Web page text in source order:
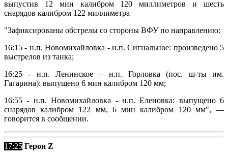
выпустив 12 мин калибром 120 миллиметров и шесть
снарядов калибром 122 миллиметра
"Зафиксированы обстрелы со стороны ВФУ по направлению:
16:15 - н.п. Новомихайловка - н.п. Сигнальное: произведено 5
выстрелов из танка;
16:25 - н.п. Ленинское – н.п. Горловка (пос. ш-ты им.
Гагарина): выпущено 6 мин калибром 120 мм;
16:55 - н.п. Новомихайловка - н.п. Еленовка: выпущено 6
снарядов калибром 122 мм, 6 мин калибром 120 мм", —
говорится в сообщении.
17:25 Герои Z